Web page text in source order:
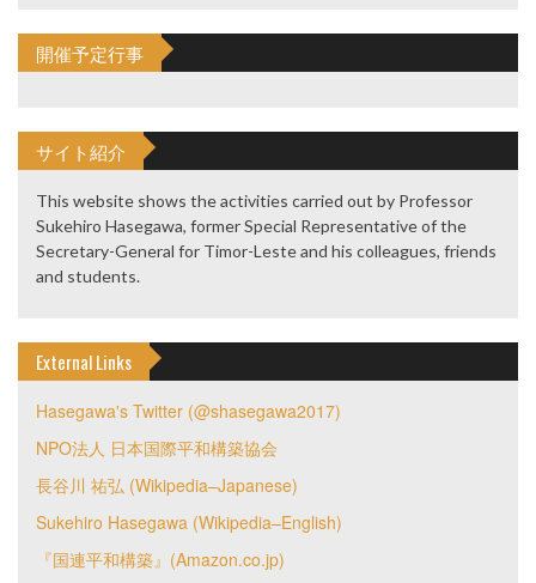
開催予定行事
サイト紹介
This website shows the activities carried out by Professor
Sukehiro Hasegawa, former Special Representative of the
Secretary-General for Timor-Leste and his colleagues, friends
and students.
External Links
Hasegawa's Twitter (@shasegawa2017)
NPO法人 日本国際平和構築協会
長谷川 祐弘 (Wikipedia–Japanese)
Sukehiro Hasegawa (Wikipedia–English)
『国連平和構築』(Amazon.co.jp)